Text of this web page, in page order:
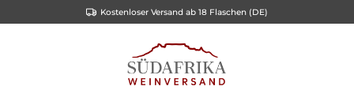
Kostenloser Versand ab 18 Flaschen (DE)